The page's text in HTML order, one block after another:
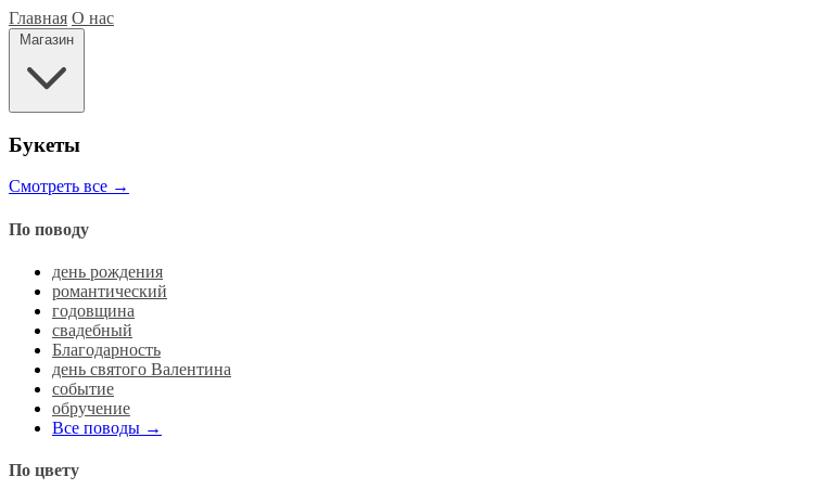
Главная О нас
Магазин
Букеты
Смотреть все →
По поводу
день рождения
романтический
годовщина
свадебный
Благодарность
день святого Валентина
событие
обручение
Все поводы →
По цвету